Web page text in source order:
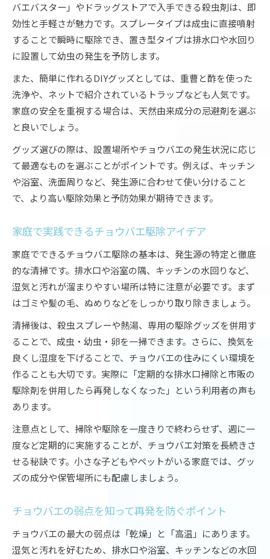
バエバスター」やドラッグストアで入手できる殺虫剤は、即
効性と手軽さが魅力です。スプレータイプは成虫に直接噴射
することで瞬時に駆除でき、置き型タイプは排水口や水回り
に設置して幼虫の発生を予防します。
また、簡単に作れるDIYグッズとしては、重曹と酢を使った
洗浄や、ネットで紹介されているトラップなども人気です。
家庭の安全を重視する場合は、天然由来成分の忌避剤を選ぶ
と良いでしょう。
グッズ選びの際は、設置場所やチョウバエの発生状況に応じ
て最適なものを選ぶことがポイントです。例えば、キッチン
や浴室、洗面周りなど、発生源に合わせて使い分けること
で、より高い駆除効果と予防効果が期待できます。
家庭で実践できるチョウバエ駆除アイデア
家庭でできるチョウバエ駆除の基本は、発生源の特定と徹底
的な清掃です。排水口や浴室の隅、キッチンの水回りなど、
湿気と汚れが溜まりやすい場所は特に注意が必要です。まず
はゴミや髪の毛、ぬめりなどをしっかり取り除きましょう。
清掃後は、殺虫スプレーや熱湯、専用の駆除グッズを併用す
ることで、成虫・幼虫・卵を一掃できます。さらに、換気を
良くし湿度を下げることで、チョウバエの住みにくい環境を
作ることも大切です。実際に「定期的な排水口掃除と市販の
駆除剤を併用したら再発しなくなった」という利用者の声も
あります。
注意点として、掃除や駆除を一度きりで終わらせず、週に一
度など定期的に実施することが、チョウバエ対策を長続きさ
せる秘訣です。小さな子どもやペットがいる家庭では、グッ
ズの成分や保管場所にも配慮しましょう。
チョウバエの弱点を知って再発を防ぐポイント
チョウバエの最大の弱点は「乾燥」と「高温」にあります。
湿気と汚れを好むため、排水口や浴室、キッチンなどの水回